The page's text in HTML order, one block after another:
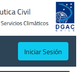
Iniciar Sesión